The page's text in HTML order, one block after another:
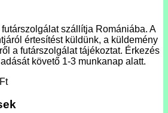
szállítja Romániába. A
értesítést küldünk, a küldemény
a futárszolgálat tájékoztat. Érkezés
követő 1-3 munkanap alatt.
Ft